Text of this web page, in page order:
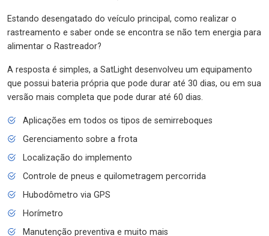
Estando desengatado do veículo principal, como realizar o
rastreamento e saber onde se encontra se não tem energia para
alimentar o Rastreador?
A resposta é simples, a SatLight desenvolveu um equipamento
que possui bateria própria que pode durar até 30 dias, ou em sua
versão mais completa que pode durar até 60 dias.
Aplicações em todos os tipos de semirreboques
Gerenciamento sobre a frota
Localização do implemento
Controle de pneus e quilometragem percorrida
Hubodômetro via GPS
Horímetro
Manutenção preventiva e muito mais